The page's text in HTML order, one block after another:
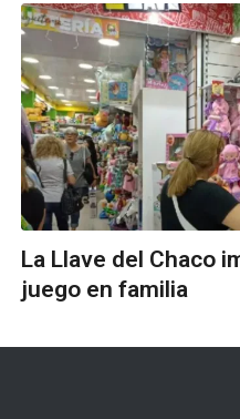
La Llave del Chaco
juego en familia